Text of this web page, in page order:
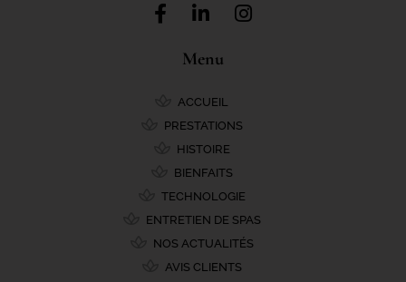
Menu
ACCUEIL
PRESTATIONS
HISTOIRE
BIENFAITS
TECHNOLOGIE
ENTRETIEN DE SPAS
NOS ACTUALITÉS
AVIS CLIENTS